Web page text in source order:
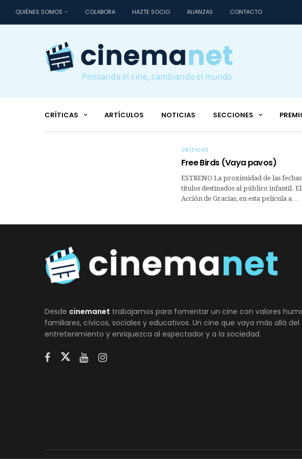
QUIÉNES SOMOS COLABORA HAZTE SOCIO ALIANZAS CONTACTO
CRÍTICAS ARTÍCULOS NOTICIAS SECCIONES
CRÍTICAS
Free Birds (Vaya pavos)
ESTRENO La proximidad de las
títulos destinados al público infantil.
Acción de Gracias, en esta película a…
Desde cinemanet trabajamos para fomentar un cine con valores
familiares, cívicos, sociales y educativos. Un cine que vaya más allá del
entretenimiento y enriquezca al espectador y a la sociedad.